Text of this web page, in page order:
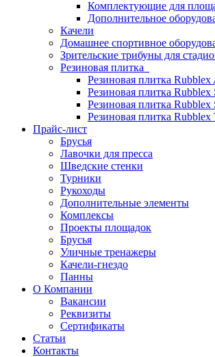
Комплектующие для
Дополнительное
Качели
Домашнее спортивное
Зрительские трибуны для
Резиновая плитка
Резиновая плитка Rubblex
Резиновая плитка Rubblex
Резиновая плитка Rubblex
Резиновая плитка Rubblex
Прайс-лист
Брусья
Лавочки для пресса
Шведские стенки
Турники
Рукоходы
Дополнительные элементы
Комплексы
Проекты площадок
Брусья
Уличные тренажеры
Качели-гнездо
Панны
О Компании
Вакансии
Реквизиты
Сертификаты
Статьи
Контакты